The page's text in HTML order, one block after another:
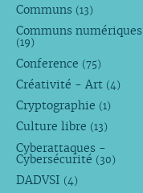
Communs (13)
Communs numériques
(19)
Conference (75)
Créativité - Art (4)
Cryptographie (1)
Culture libre (13)
Cyberattaques -
Cybersécurité (30)
DADVSI (4)